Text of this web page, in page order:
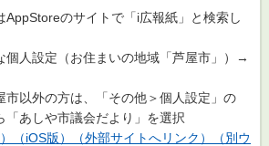
AppStoreのサイトで「i広報紙」と検索し
人設定（お住まいの地域「芦屋市」）→
市以外の方は、「その他＞個人設定」の
「あしや市議会だより」を選択
（iOS版）（外部サイトへリンク）（別ウ